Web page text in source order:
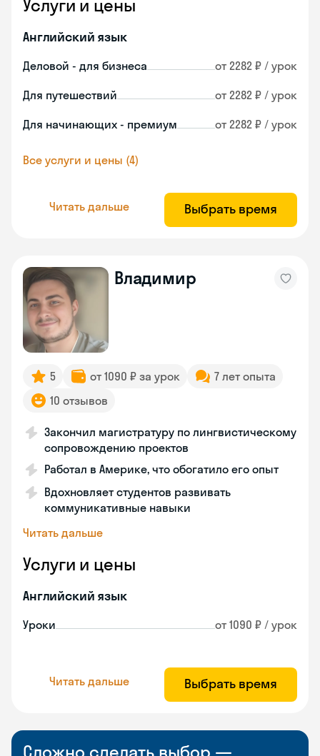
Услуги и цены
Английский язык
Деловой - для бизнеса от 2282 ₽ / урок
Для путешествий от 2282 ₽ / урок
Для начинающих - премиум от 2282 ₽ / урок
Все услуги и цены (4)
Читать дальше Выбрать время
Владимир
5 от 1090 ₽ за урок
7 лет опыта
10 отзывов
Закончил магистратуру по лингвистическому
сопровождению проектов
Работал в Америке, что обогатило его опыт
Вдохновляет студентов развивать
коммуникативные навыки
Читать дальше
Услуги и цены
Английский язык
Уроки от 1090 ₽ / урок
Читать дальше Выбрать время
Сложно сделать выбор —